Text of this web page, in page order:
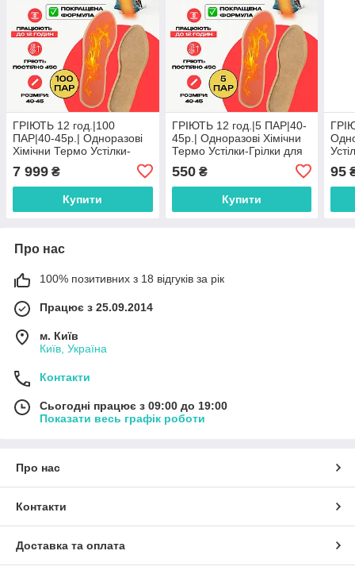
ГРІЮТЬ 12 год.|100
ПАР|40-45р.| Одноразові
Хімічни Термо Устілки-
Грілки для Ніг з Підігрівом
для Екстремальних Умов
7 999 ₴
Купити
ГРІЮТЬ 12 год.|5 ПАР|40-
45р.| Одноразові Хімічни
Термо Устілки-Грілки для
Екстремальних Умов
550₴
Купити
95
Про нас
100% позитивних з 18 відгуків за рік
Працює з 25.09.2014
м. Київ
Київ, Україна
Контакти
Сьогодні працює з 09:00 до 19:00
Показати весь графік роботи
Про нас
Контакти
Доставка та оплата